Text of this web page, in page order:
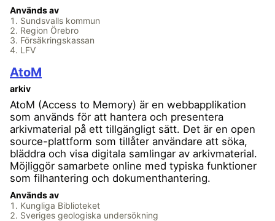
Används av
Sundsvalls kommun
Region Örebro
Försäkringskassan
LFV
AtoM
arkiv
AtoM (Access to Memory) är en webbapplikation
som används för att hantera och presentera
arkivmaterial på ett tillgängligt sätt. Det är en open
source-plattform som tillåter användare att söka,
bläddra och visa digitala samlingar av arkivmaterial.
Möjliggör samarbete online med typiska funktioner
som filhantering och dokumenthantering.
Används av
Kungliga Biblioteket
Sveriges geologiska undersökning